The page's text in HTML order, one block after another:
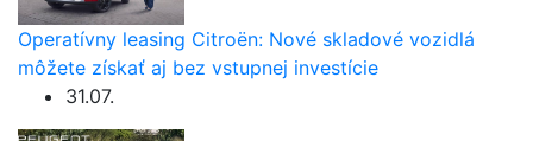
Operatívny leasing Citroën: Nové skladové vozidlá
môžete získať aj bez vstupnej investície
31.07.